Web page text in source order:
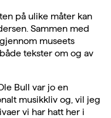
på ulike måter kan
Sammen med
museets
tekster om og av
Bull var jo en
musikkliv og, vil jeg
vi har hatt her i